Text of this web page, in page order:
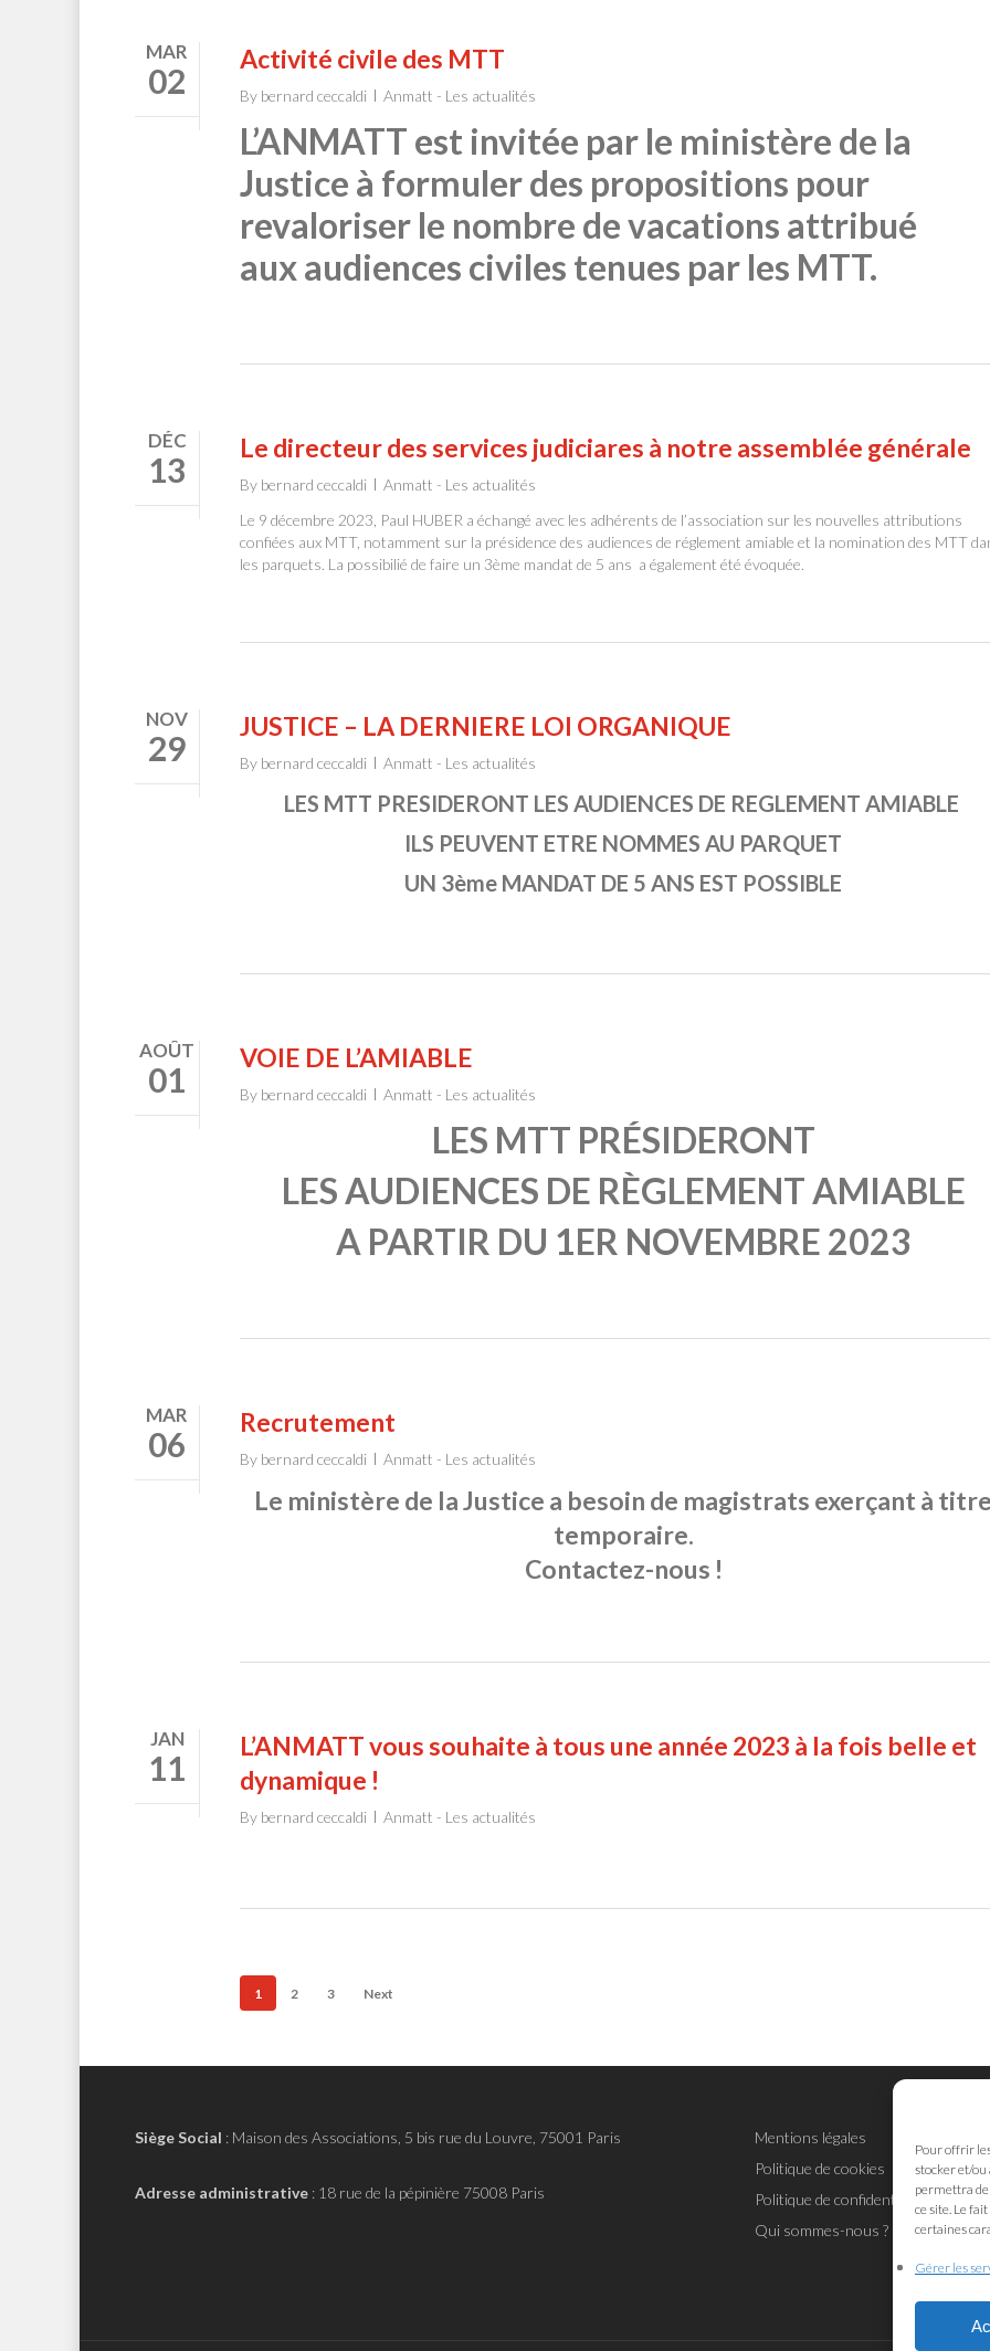
Pour offrir
stocker et/ou
permettra
ce site. Le
certaines
Gérer les
MAR
02
Activité civile des MTT
By bernard ceccaldi Anmatt - Les actualités
L’ANMATT est invitée par le ministère de la
Justice à formuler des propositions pour
revaloriser le nombre de vacations attribué
aux audiences civiles tenues par les MTT.
DÉC
13
Le directeur des services judiciares à notre assemblée générale
By bernard ceccaldi
Anmatt - Les actualités
Le 9 décembre 2023, Paul HUBER a échangé avec les adhérents de l’association sur les nouvelles attributions
confiées aux MTT, notamment sur la présidence des audiences de réglement amiable et la nomination des MTT
les parquets. La possibilié de faire un 3ème mandat de 5 ans a également été évoquée.
NOV
29
JUSTICE – LA DERNIERE LOI ORGANIQUE
By bernard ceccaldi Anmatt - Les actualités
LES MTT PRESIDERONT LES AUDIENCES DE REGLEMENT AMIABLE
ILS PEUVENT ETRE NOMMES AU PARQUET
UN 3ème MANDAT DE 5 ANS EST POSSIBLE
AOÛT
01
VOIE DE L’AMIABLE
By bernard ceccaldi Anmatt - Les actualités
LES MTT PRÉSIDERONT
LES AUDIENCES DE RÈGLEMENT AMIABLE
A PARTIR DU 1ER NOVEMBRE 2023
MAR
06
Recrutement
By bernard ceccaldi Anmatt - Les actualités
Le ministère de la Justice a besoin de magistrats exerçant à
temporaire.
Contactez-nous !
JAN
11
L’ANMATT vous souhaite à tous une année 2023 à la fois belle et
dynamique !
By bernard ceccaldi Anmatt - Les actualités
1 2 3 Next
Siège Social : Maison des Associations, 5 bis rue du Louvre, 75001 Paris
Adresse administrative : 18 rue de la pépinière 75008 Paris
Mentions légales
Politique de cookies
Politique de confidentialité
Qui sommes-nous ?